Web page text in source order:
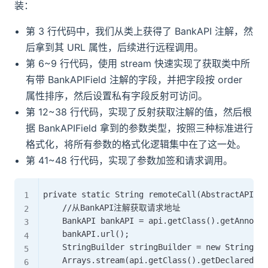
装：
第 3 行代码中，我们从类上获得了 BankAPI 注解，然
后拿到其 URL 属性，后续进行远程调用。
第 6~9 行代码，使用 stream 快速实现了获取类中所
有带 BankAPIField 注解的字段，并把字段按 order
属性排序，然后设置私有字段反射可访问。
第 12~38 行代码，实现了反射获取注解的值，然后根
据 BankAPIField 拿到的参数类型，按照三种标准进行
格式化，将所有参数的格式化逻辑集中在了这一处。
第 41~48 行代码，实现了参数加签和请求调用。
private static String remoteCall(AbstractAPI
    //从BankAPI注解获取请求地址
BankAPI bankAPI =
    bankAPI.url();
StringBuilder stringBuilder = new